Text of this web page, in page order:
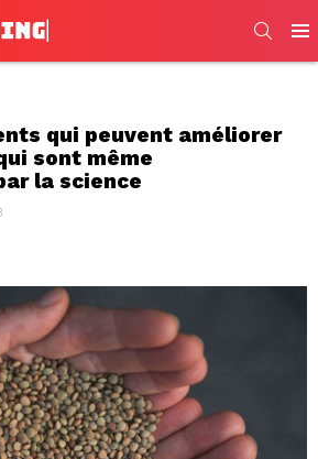
qui peuvent améliorer
sont même
la science